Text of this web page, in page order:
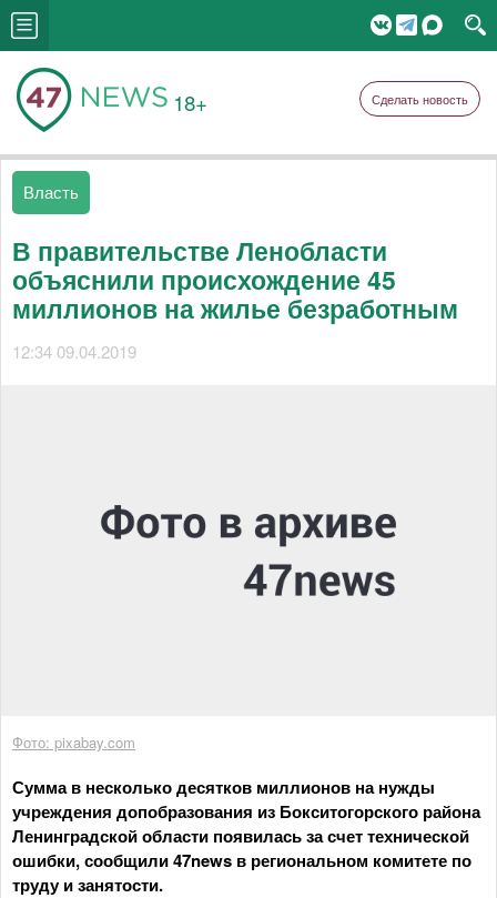
18+ Сделать новость
Власть
В правительстве Ленобласти
объяснили происхождение 45
миллионов на жилье безработным
12:34 09.04.2019
Фото: pixabay.com
Сумма в несколько десятков миллионов на нужды
учреждения допобразования из Бокситогорского района
Ленинградской области появилась за счет технической
ошибки, сообщили 47news в региональном комитете по
труду и занятости.